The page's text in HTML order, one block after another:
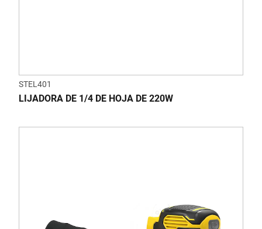
STEL401
LIJADORA DE 1/4 DE HOJA DE 220W